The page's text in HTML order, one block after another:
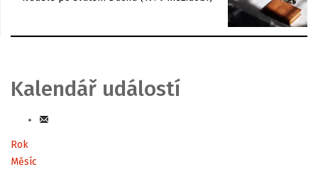
Kalendář událostí
Rok
Měsíc